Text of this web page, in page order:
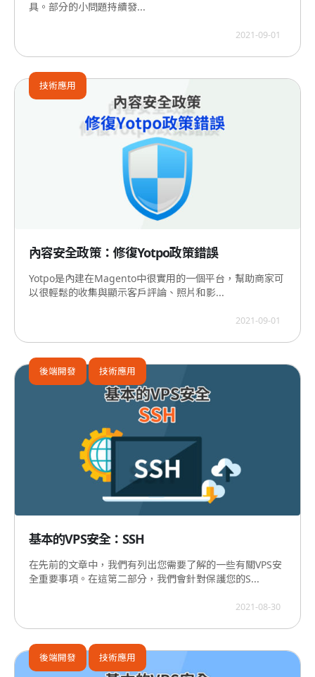
具。部分的小問題持續發...
2021-09-01
內容安全政策：修復Yotpo政策錯誤
Yotpo是內建在Magento中很實用的一個平台，幫助商家可
以很輕鬆的收集與顯示客戶評論、照片和影...
2021-09-01
技術應用
基本的VPS安全：SSH
在先前的文章中，我們有列出您需要了解的一些有關VPS安
全重要事項。在這第二部分，我們會針對保護您的S...
2021-08-30
後端開發 技術應用
後端開發 技術應用